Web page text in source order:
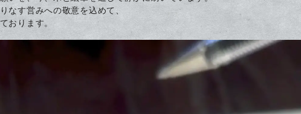
なす営みへの敬意を込めて、
おります。